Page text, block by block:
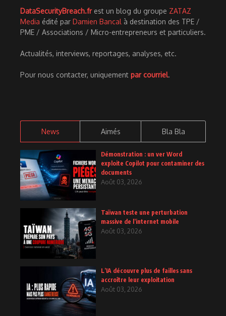
DataSecurityBreach.frest un blog du groupe ZATAZ
Media édité par Damien Bancal à destination des TPE /
PME / Associations / Micro-entrepreneurs et particuliers.
Actualités, interviews, reportages, analyses, etc.
Pour nous contacter, uniquement par courriel.
News Aimés Bla Bla
Démonstration : un ver Word
exploite Copilot pour contaminer des
documents
Août 03, 2026
Taïwan teste une perturbation
massive de l’internet mobile
Août 03, 2026
L’IA découvre plus de failles sans
accroître leur exploitation
Août 03, 2026